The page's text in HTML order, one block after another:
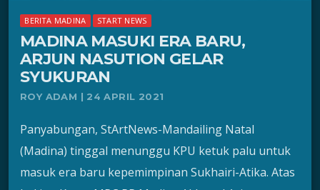
BERITA MADINA START NEWS
MADINA MASUKI ERA BARU,
ARJUN NASUTION GELAR
SYUKURAN
ROY ADAM | 24 APRIL 2021
Panyabungan, StArtNews-Mandailing Natal
(Madina) tinggal menunggu KPU ketuk palu untuk
masuk era baru kepemimpinan Sukhairi-Atika. Atas